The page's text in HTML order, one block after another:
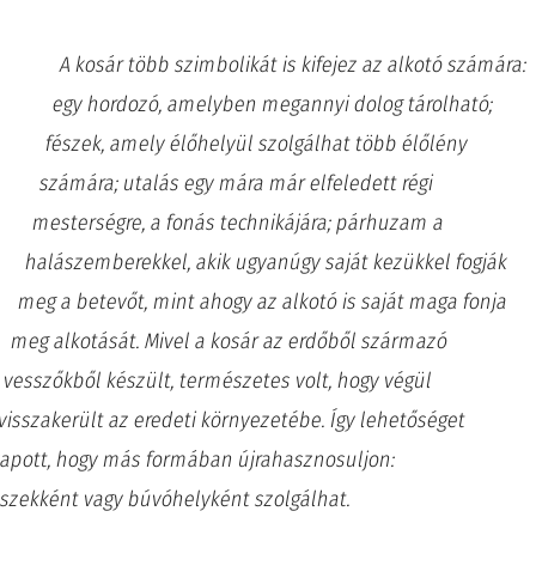
A kosár több szimbolikát is kifejez az alkotó számára:
egy hordozó, amelyben megannyi dolog tárolható;
fészek, amely élőhelyül szolgálhat több élőlény
számára; utalás egy mára már elfeledett régi
mesterségre, a fonás technikájára; párhuzam a
halászemberekkel, akik ugyanúgy saját kezükkel fogják
meg a betevőt, mint ahogy az alkotó is saját maga fonja
meg alkotását. Mivel a kosár az erdőből származó
vesszőkből készült, természetes volt, hogy végül
az eredeti környezetébe. Így lehetőséget
hogy más formában újrahasznosuljon:
vagy búvóhelyként szolgálhat.